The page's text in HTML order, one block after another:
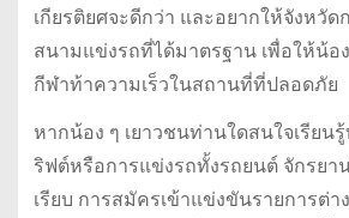
เกียรติยศจะดีกว่า และอยากให้จังหวั
สนามแข่งรถที่ได้มาตรฐาน เพื่อให้น้อ
กีฬาท้าความเร็วในสถานที่ที่ปลอดภัย
หากน้อง ๆ เยาวชนท่านใดสนใจเรียน
ริฟต์หรือการแข่งรถทั้งรถยนต์ จักรยา
เรียบ การสมัครเข้าแข่งขันรายการต่า